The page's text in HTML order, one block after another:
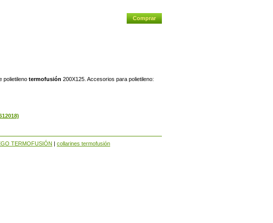
polietileno termofusión 200X125. Accesorios para polietileno:
TERMOFUSIÓN collarines termofusión